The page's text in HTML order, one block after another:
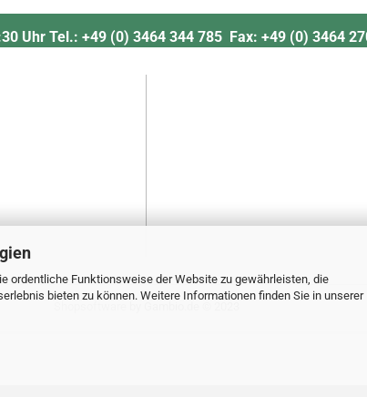
ordentliche Funktionsweise der Website zu gewährleisten, die
bieten zu können. Weitere Informationen finden Sie in unserer
Uhr Tel.: +49 (0) 3464 344 785 Fax: +49 (0) 3464